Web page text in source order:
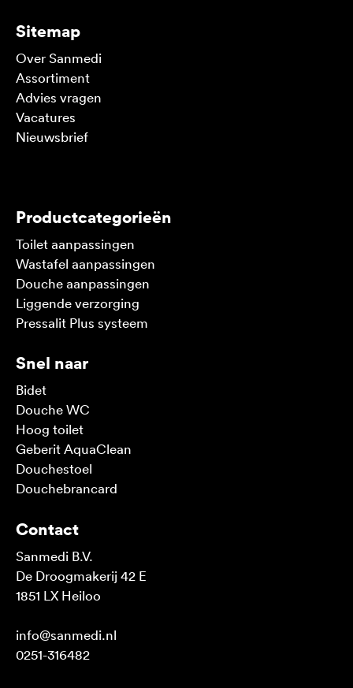
Sitemap
Over Sanmedi
Assortiment
Advies vragen
Vacatures
Nieuwsbrief
Productcategorieën
Toilet aanpassingen
Wastafel aanpassingen
Douche aanpassingen
Liggende verzorging
Pressalit Plus systeem
Snel naar
Bidet
Douche WC
Hoog toilet
Geberit AquaClean
Douchestoel
Douchebrancard
Contact
Sanmedi B.V.
De Droogmakerij 42 E
1851 LX Heiloo
info@sanmedi.nl
0251-316482